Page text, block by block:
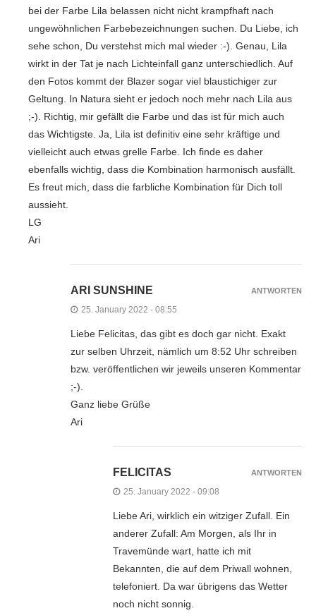
bei der Farbe Lila belassen nicht nicht krampfhaft nach
ungewöhnlichen Farbebezeichnungen suchen. Du Liebe, ich
sehe schon, Du verstehst mich mal wieder :-). Genau, Lila
wirkt in der Tat je nach Lichteinfall ganz unterschiedlich. Auf
den Fotos kommt der Blazer sogar viel blaustichiger zur
Geltung. In Natura sieht er jedoch noch mehr nach Lila aus
;-). Richtig, mir gefällt die Farbe und das ist für mich auch
das Wichtigste. Ja, Lila ist definitiv eine sehr kräftige und
vielleicht auch etwas grelle Farbe. Ich finde es daher
ebenfalls wichtig, dass die Kombination harmonisch ausfällt.
Es freut mich, dass die farbliche Kombination für Dich toll
aussieht.
LG
Ari
ARI SUNSHINE
25. January 2022 - 08:55
Liebe Felicitas, das gibt es doch gar nicht. Exakt
zur selben Uhrzeit, nämlich um 8:52 Uhr schreiben
bzw. veröffentlichen wir jeweils unseren Kommentar
;-).
Ganz liebe Grüße
Ari
ANTWORTEN
FELICITAS
25. January 2022 - 09:08
Liebe Ari, wirklich ein witziger Zufall. Ein
anderer Zufall: Am Morgen, als Ihr in
Travemünde wart, hatte ich mit
Bekannten, die auf dem Priwall wohnen,
telefoniert. Da war übrigens das Wetter
noch nicht sonnig.
ANTWORTEN